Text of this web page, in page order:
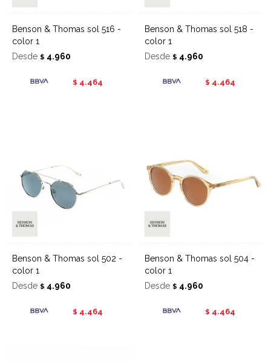
Benson & Thomas sol 516 -
color 1
Desde $ 4.960
$ 4.464
Benson & Thomas sol 518 -
color 1
Desde $ 4.960
$ 4.464
Benson & Thomas sol 502 -
color 1
Desde $ 4.960
$ 4.464
Benson & Thomas sol 504 -
color 1
Desde $ 4.960
$ 4.464